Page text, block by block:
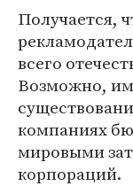
Получается,
всего
Возможно,
компаниях
мировыми
корпораций.